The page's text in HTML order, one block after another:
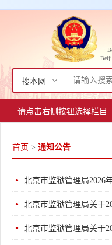
搜本网
请点击右侧按钮选择栏目
首页 > 通知公告